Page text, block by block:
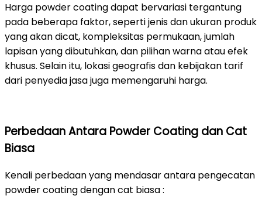
Harga powder coating dapat bervariasi tergantung
pada beberapa faktor, seperti jenis dan ukuran produk
yang akan dicat, kompleksitas permukaan, jumlah
lapisan yang dibutuhkan, dan pilihan warna atau efek
khusus. Selain itu, lokasi geografis dan kebijakan tarif
dari penyedia jasa juga memengaruhi harga.
Perbedaan Antara Powder Coating dan Cat
Biasa
Kenali perbedaan yang mendasar antara pengecatan
powder coating dengan cat biasa :